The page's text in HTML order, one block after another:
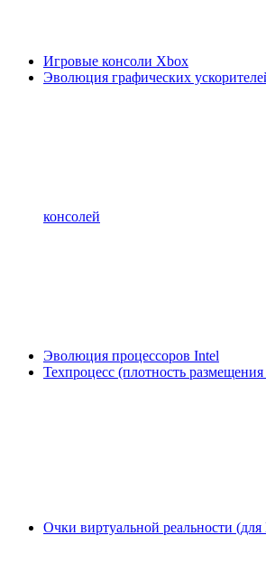
Игровые консоли Xbox
Эволюция графических
консолей
Эволюция процессоров Intel
Техпроцесс (плотность размещения
Очки виртуальной реальности